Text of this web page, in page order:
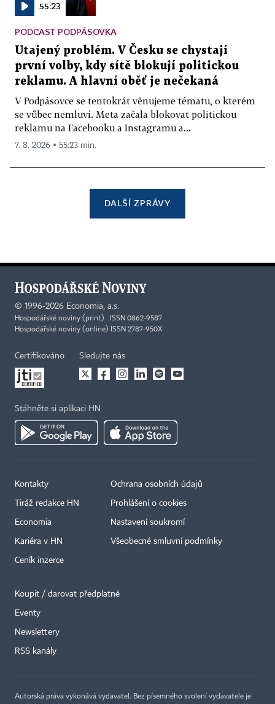
55:23
PODCAST PODPÁSOVKA
Utajený problém. V Česku se chystají
první volby, kdy sítě blokují politickou
reklamu. A hlavní oběť je nečekaná
V Podpásovce se tentokrát věnujeme tématu, o kterém
se vůbec nemluví. Meta začala blokovat politickou
reklamu na Facebooku a Instagramu a...
7. 8. 2026 ▪ 55:23 min.
DALŠÍ ZPRÁVY
© 1996-2026 Economia, a.s.
Hospodářské noviny (print) ISSN 0862-9587
Hospodářské noviny (online) ISSN 2787-950X
Certifikováno Sledujte nás
Stáhněte si aplikaci HN
Kontakty
Tiráž redakce HN
Economia
Kariéra v HN
Ceník inzerce
Ochrana osobních údajů
Prohlášení o cookies
Nastavení soukromí
Všeobecné smluvní podmínky
Koupit / darovat předplatné
Eventy
Newslettery
RSS kanály
Autorská práva vykonává vydavatel. Bez písemného svolení vydavatele je